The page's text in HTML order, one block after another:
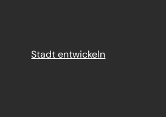
Stadt entwickeln